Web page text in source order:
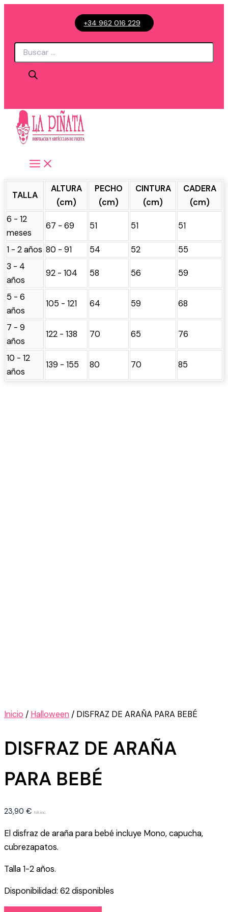
+34 962 016 229
Búsqueda
TALLA
ALTURA
(cm)
PECHO
(cm)
CINTURA
(cm)
CADERA
(cm)
6 - 12
meses
67 - 69 51 51 51
1 - 2 años 80 - 91 54 52
55
3 - 4
años
92 - 104 58 56 59
5 - 6
años
105 - 121 64 59 68
7 - 9
años
122 - 138 70 65 76
10 - 12
años
139 - 155 80 70 85
Inicio / Halloween / DISFRAZ DE ARAÑA PARA BEBÉ
DISFRAZ DE ARAÑA
PARA BEBÉ
23,90 € IVA inc.
El disfraz de araña para bebé incluye Mono, capucha,
cubrezapatos.
Talla 1-2 años.
Disponibilidad: 62 disponibles